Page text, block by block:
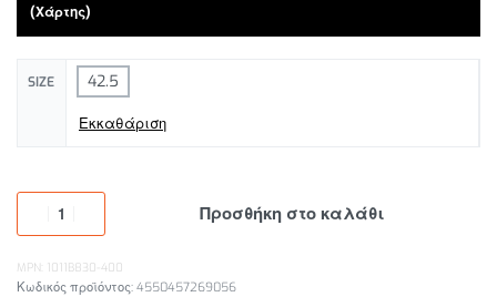
(Χάρτης)
SIZE 42.5
Εκκαθάριση
Προσθήκη στο καλάθι
MPN: 1011B830-400
4550457269056